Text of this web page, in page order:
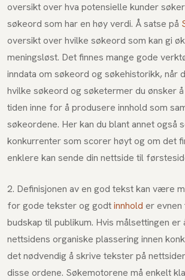
oversikt over hva potensielle kunder
søkeord som har en høy verdi. Å satse på
oversikt over hvilke søkeord som kan gi
meningsløst. Det finnes mange gode
inndata om søkeord og søkehistorikk, når
hvilke søkeord og søketermer du ønsker
tiden inne for å produsere innhold som
søkeordene. Her kan du blant annet også
konkurrenter som scorer høyt og om det
enklere kan sende din nettside til
2. Definisjonen av en god tekst kan være
for gode tekster og godtinnhold er
budskap til publikum. Hvis målsettingen er
nettsidens organiske plassering innen
det nødvendig å skrive tekster på
disse ordene. Søkemotorene må enkelt